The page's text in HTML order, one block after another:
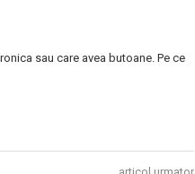
sau care avea butoane. Pe ce